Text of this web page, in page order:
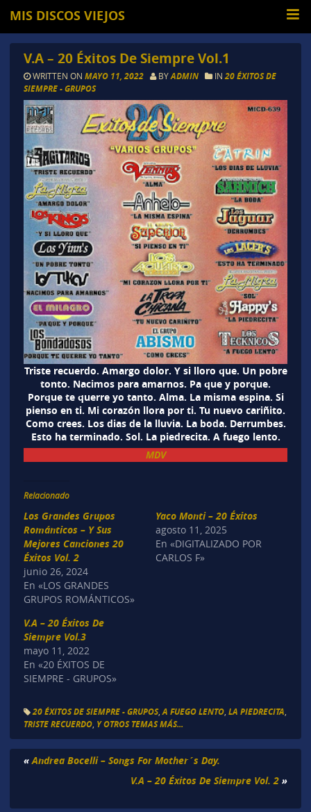
MIS DISCOS VIEJOS
V.A – 20 Éxitos De Siempre Vol.1
WRITTEN ON MAYO 11, 2022 BYADMIN IN 20 ÉXITOS DE
SIEMPRE - GRUPOS
Triste recuerdo. Amargo dolor. Y si lloro que. Un pobre
tonto. Nacimos para amarnos. Pa que y porque.
Porque te querre yo tanto. Alma. La misma espina. Si
pienso en ti. Mi corazón llora por ti. Tu nuevo cariñito.
Como crees. Los dias de la lluvia. La boda. Derrumbes.
Esto ha terminado. Sol. La piedrecita. A fuego lento.
MDV
Relacionado
Los Grandes Grupos
Románticos – Y Sus
Mejores Canciones 20
Éxitos Vol. 2
junio 26, 2024
En «LOS GRANDES
GRUPOS ROMÁNTICOS»
Yaco Monti – 20 Éxitos
agosto 11, 2025
En «DIGITALIZADO POR
CARLOS F»
V.A – 20 Éxitos De
Siempre Vol.3
mayo 11, 2022
En «20 ÉXITOS DE
SIEMPRE - GRUPOS»
20 ÉXITOS DE SIEMPRE - GRUPOS, A FUEGO LENTO, LA PIEDRECITA
TRISTE RECUERDO, Y OTROS TEMAS MÁS...
« Andrea Bocelli – Songs For Mother´s Day.
V.A – 20 Éxitos De Siempre Vol. 2 »